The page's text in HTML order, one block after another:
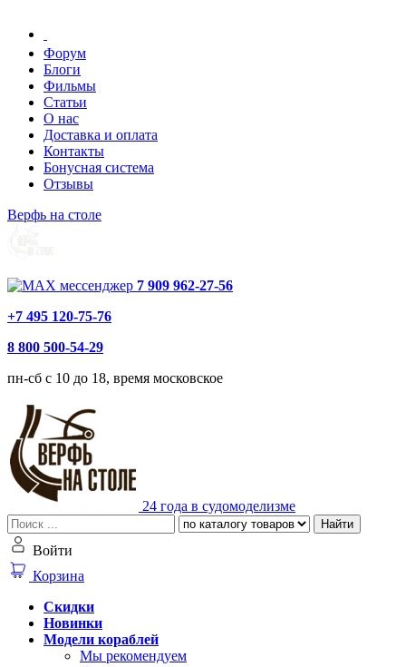
Форум
Блоги
Фильмы
Статьи
О нас
Доставка и оплата
Контакты
Бонусная система
Отзывы
Верфь на столе
7 909 962-27-56
+7 495 120-75-76
8 800 500-54-29
пн-сб с 10 до 18, время московское
24 года в судомоделизме
Найти
Войти
Корзина
Скидки
Новинки
Модели кораблей
Мы рекомендуем